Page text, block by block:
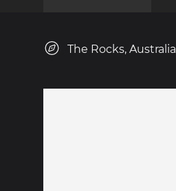
The Rocks, Australia